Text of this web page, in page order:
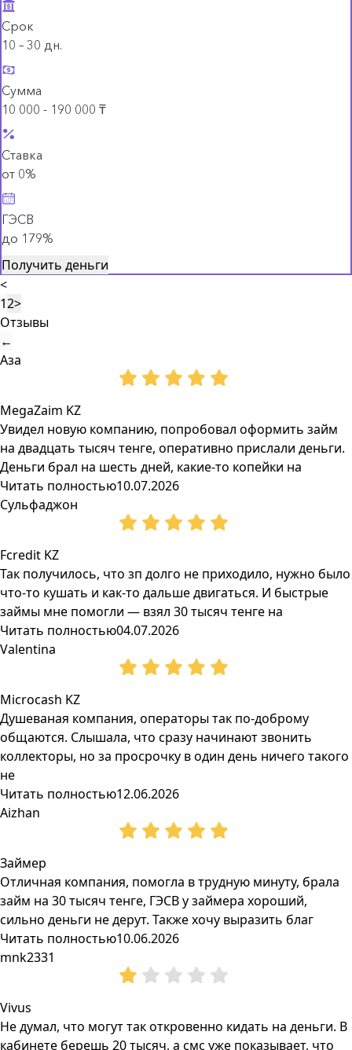
Срок
10 – 30 дн.
Сумма
10 000 - 190 000 ₸
Ставка
от 0%
ГЭСВ
до 179%
Получить деньги
<
12>
Отзывы
←
Аза
MegaZaim KZ
Увидел новую компанию, попробовал оформить займ
на двадцать тысяч тенге, оперативно прислали деньги.
Деньги брал на шесть дней, какие-то копейки на
Читать полностью10.07.2026
Сульфаджон
Fcredit KZ
Так получилось, что зп долго не приходило, нужно было
что-то кушать и как-то дальше двигаться. И быстрые
займы мне помогли — взял 30 тысяч тенге на
Читать полностью04.07.2026
Valentina
Microcash KZ
Душеваная компания, операторы так по-доброму
общаются. Слышала, что сразу начинают звонить
коллекторы, но за просрочку в один день ничего такого
не
Читать полностью12.06.2026
Aizhan
Займер
Отличная компания, помогла в трудную минуту, брала
займ на 30 тысяч тенге, ГЭСВ у займера хороший,
сильно деньги не дерут. Также хочу выразить благ
Читать полностью10.06.2026
mnk2331
Vivus
Не думал, что могут так откровенно кидать на деньги. В
кабинете берешь 20 тысяч, а смс уже показывает, что